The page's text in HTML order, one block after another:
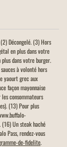
Décongelé. (3) Hors
en plus dans votre
dans votre burger.
à volonté hors
yaourt grec aux
façon mayonnaise
consommateurs
(13) Pour plus
Un steak haché
Pass, rendez-vous
de-fidelite.